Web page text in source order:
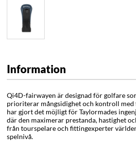
Information
Qi4D-fairwayen är designad för golfare
prioriterar mångsidighet och kontroll
har gjort det möjligt för Taylormades
där den maximerar prestanda, hastighet
från tourspelare och fittingexperter
spelnivå.